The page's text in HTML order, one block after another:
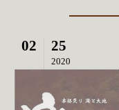
02 25
2020